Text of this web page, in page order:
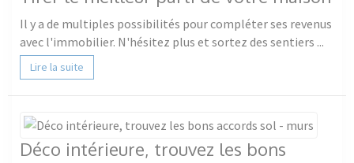
Il y a de multiples possibilités pour compléter ses revenus
avec l'immobilier. N'hésitez plus et sortez des sentiers ...
Lire la suite
Déco intérieure, trouvez les bons